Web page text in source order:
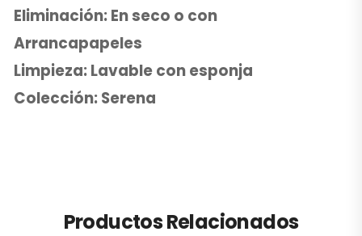
Eliminación: En seco o con
Arrancapapeles
Limpieza: Lavable con esponja
Colección: Serena
Productos Relacionados